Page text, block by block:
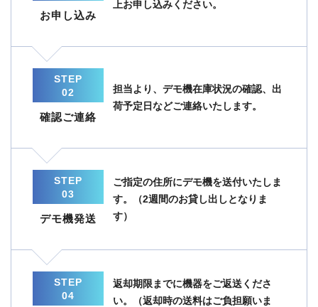
お申し込み
上お申し込みください。
STEP
02
確認ご連絡
担当より、デモ機在庫状況の確認、出
荷予定日などご連絡いたします。
STEP
03
デモ機発送
ご指定の住所にデモ機を送付いたしま
す。（2週間のお貸し出しとなりま
す）
STEP
04
返却期限までに機器をご返送くださ
い。（返却時の送料はご負担願いま